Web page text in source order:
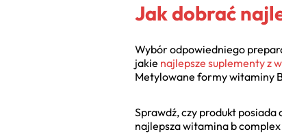
Jak dobrać
Wybór odpowiedniego
jakie najlepsze suplementy z
Metylowane formy witaminy
Sprawdź, czy produkt
najlepsza witamina b